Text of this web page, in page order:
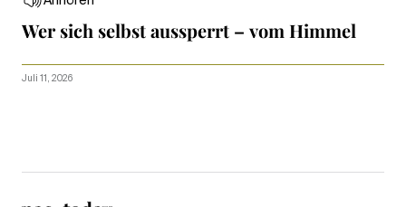
Wer sich selbst aussperrt – vom Himmel
Juli 11, 2026